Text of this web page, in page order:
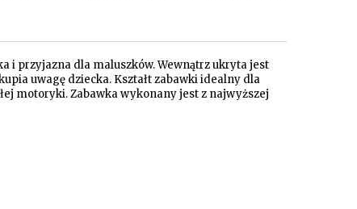
i przyjazna dla maluszków. Wewnątrz ukryta jest
uwagę dziecka. Kształt zabawki idealny dla
motoryki. Zabawka wykonany jest z najwyższej